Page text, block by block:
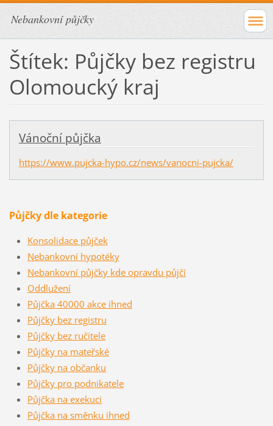
Nebankovní půjčky
Štítek: Půjčky bez registru
Olomoucký kraj
Vánoční půjčka
https://www.pujcka-hypo.cz/news/vanocni-pujcka/
Půjčky dle kategorie
Konsolidace půjček
Nebankovní hypotéky
Nebankovní půjčky kde opravdu půjčí
Oddlužení
Půjčka 40000 akce ihned
Půjčky bez registru
Půjčky bez ručitele
Půjčky na mateřské
Půjčky na občanku
Půjčky pro podnikatele
Půjčka na exekuci
Půjčka na směnku ihned